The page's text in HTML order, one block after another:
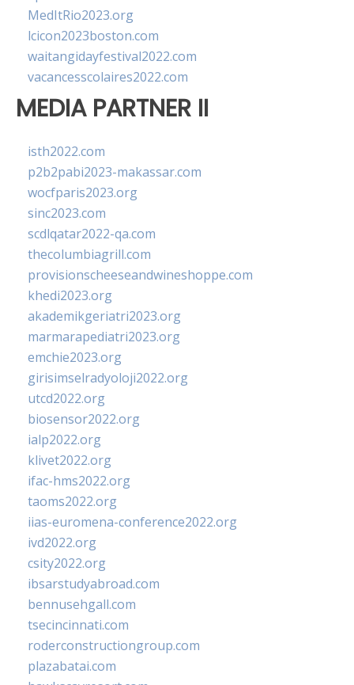
MedItRio2023.org
lcicon2023boston.com
waitangidayfestival2022.com
vacancesscolaires2022.com
MEDIA PARTNER II
isth2022.com
p2b2pabi2023-makassar.com
wocfparis2023.org
sinc2023.com
scdlqatar2022-qa.com
thecolumbiagrill.com
provisionscheeseandwineshoppe.com
khedi2023.org
akademikgeriatri2023.org
marmarapediatri2023.org
emchie2023.org
girisimselradyoloji2022.org
utcd2022.org
biosensor2022.org
ialp2022.org
klivet2022.org
ifac-hms2022.org
taoms2022.org
iias-euromena-conference2022.org
ivd2022.org
csity2022.org
ibsarstudyabroad.com
bennusehgall.com
tsecincinnati.com
roderconstructiongroup.com
plazabatai.com